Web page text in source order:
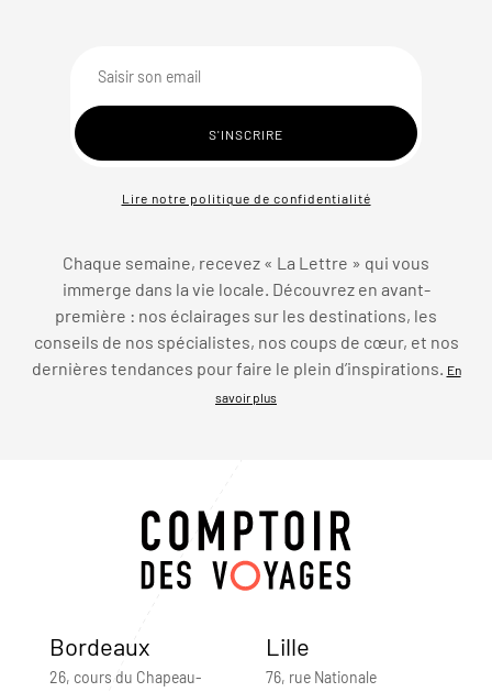
Lire notre politique de confidentialité
Chaque semaine, recevez « La Lettre » qui vous
immerge dans la vie locale. Découvrez en avant-
première : nos éclairages sur les destinations, les
conseils de nos spécialistes, nos coups de cœur, et nos
dernières tendances pour faire le plein d’inspirations.
En
savoir plus
Bordeaux
26, cours du Chapeau-
Lille
76, rue Nationale